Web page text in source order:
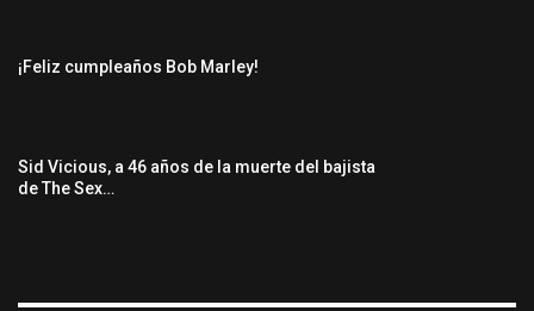
¡Feliz cumpleaños Bob Marley!
Sid Vicious, a 46 años de la muerte del bajista
de The Sex…